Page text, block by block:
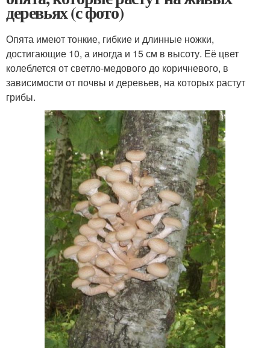
деревьях (с фото)
Опята имеют тонкие, гибкие и длинные ножки,
достигающие 10, а иногда и 15 см в высоту. Её цвет
колеблется от светло-медового до коричневого, в
зависимости от почвы и деревьев, на которых растут
грибы.